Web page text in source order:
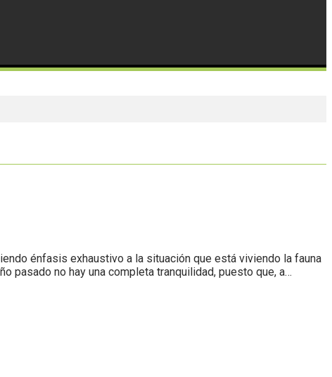
énfasis exhaustivo a la situación que está viviendo la fauna
no hay una completa tranquilidad, puesto que, a…